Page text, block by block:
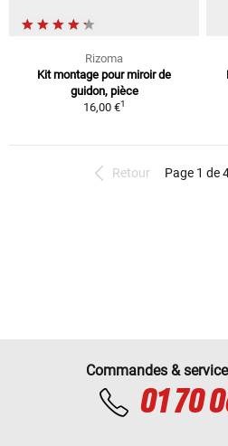
Rizoma
Kit montage pour miroir de
guidon, pièce
16,00 €1
Retour Page 1 de
Commandes &
01 70